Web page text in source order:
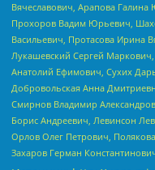
Вячеславович, Арапова
Прохоров Вадим Юрьевич,
Васильевич, Протасова Ирина
Лукашевский Сергей
Анатолий Ефимович, Сухих
Добровольская Анна
Смирнов Владимир
Борис Андреевич, Левинсон
Орлов Олег Петрович,
Захаров Герман